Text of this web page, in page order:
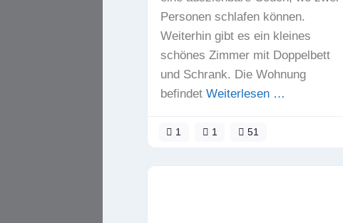
Personen schlafen können.
Weiterhin gibt es ein kleines
schönes Zimmer mit Doppelbett
und Schrank. Die Wohnung
befindet Weiterlesen …
1 1 51